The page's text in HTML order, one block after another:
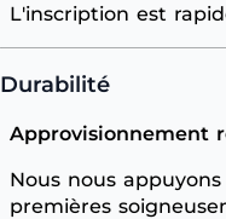
L'inscription est
Durabilité
Approvisionnement
Nous nous
premières